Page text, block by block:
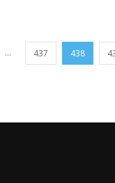
... 437 438